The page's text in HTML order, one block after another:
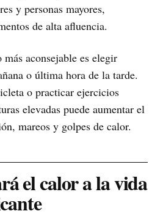
y personas mayores,
de alta afluencia.
aconsejable es elegir
o última hora de la tarde.
o practicar ejercicios
elevadas puede aumentar el
mareos y golpes de calor.
el calor a la vida